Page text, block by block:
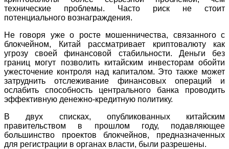
технические проблемы. Часто риск не стоит
потенциального вознаграждения.
Не говоря уже о росте мошенничества, связанного с
блокчейном, Китай рассматривает криптовалюту как
угрозу своей финансовой стабильности. Деньги без
границ могут позволить китайским инвесторам обойти
ужесточение контроля над капиталом. Это также может
затруднить отслеживание финансовых операций и
ослабить способность центрального банка проводить
эффективную денежно-кредитную политику.
В двух списках, опубликованных китайским
правительством в прошлом году, подавляющее
большинство проектов блокчейнов, предназначенных
для регистрации в органах власти, были разрешены.